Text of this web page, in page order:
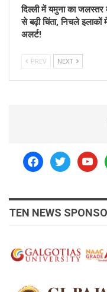
दिल्ली में यमुना का जलस्तर
से बढ़ी चिंता, निचले इलाकों
अलर्ट!
PREV NEXT
facebooktwitter
TEN NEWS